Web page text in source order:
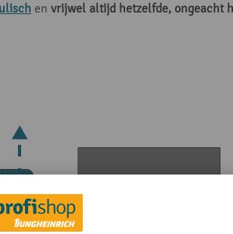
en vrijwel altijd hetzelfde, ongeacht